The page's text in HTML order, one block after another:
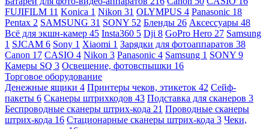
FUJIFILM 11 Konica 1 Nikon 31 OLYMPUS 4 Panasonic 18
Pentax 2 SAMSUNG 31 SONY 52 Бленды 26 Аксессуары 48
Всё для экшн-камер 45 Insta360 5 Dji 8 GoPro Hero 27 Samsung
1 SJCAM 6 Sony 1 Xiaomi 1 Зарядки для фотоаппаратов 38
Canon 17 CASIO 4 Nikon 3 Panasonic 4 Samsung 1 SONY 9
Камеры SQ 3 Освещение, фотовспышки 16
Торговое оборудование
Денежные ящики 4 Принтеры чеков, этикеток 42 Сейф-
пакеты 6 Сканеры штрихкодов 43 Подставка для сканеров 3
Беспроводные сканеры штрих-кода 21 Проводные сканеры
штрих-кода 16 Стационарные сканеры штрих-кода 3 Чеки,